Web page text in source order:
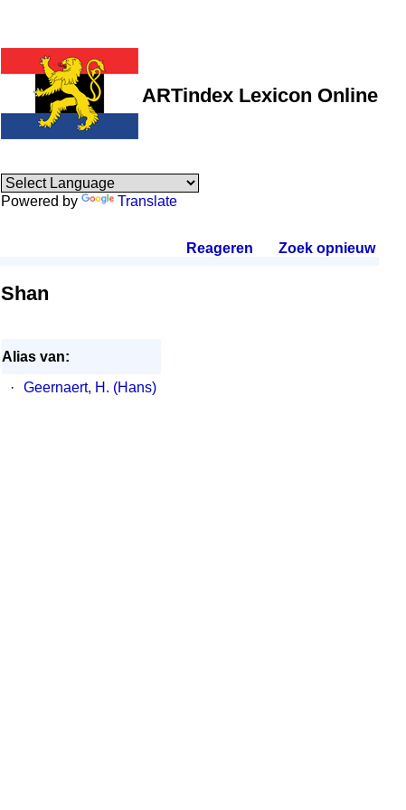
ARTindex Lexicon Online
Powered by Translate
Reageren Zoek opnieuw.
Shan
Alias van:
·
Geernaert, H. (Hans)